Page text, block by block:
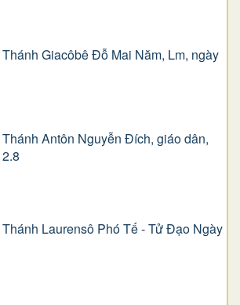
Giacôbê Ðỗ Mai Năm, Lm, ngày
Antôn Nguyễn Ðích, giáo dân,
Laurensô Phó Tế - Tử Đạo Ngày